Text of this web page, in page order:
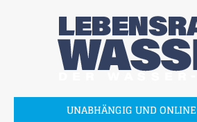
UNABHÄNGIG UND